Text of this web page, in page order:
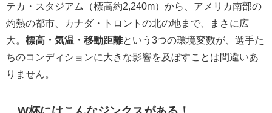
テカ・スタジアム（標高約2,240m）から、アメリカ南部の
灼熱の都市、カナダ・トロントの北の地まで、まさに広
大。 標高・気温・移動距離という3つの環境変数が、選手た
ちのコンディションに大きな影響を及ぼすことは間違いあ
りません。
W杯にはこんなジンクスがある！